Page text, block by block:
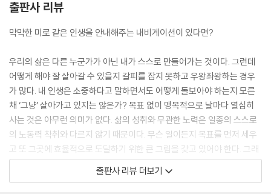
출판사 리뷰
막막한 미로 같은 인생을 안내해주는 내비게이션이 있다면?
우리의 삶은 다른 누군가가 아닌 내가 스스로 만들어가는 것이다. 그런데
어떻게 해야 잘 살아갈 수 있을지 갈피를 잡지 못하고 우왕좌왕하는 경우
가 많다. 내 인생은 소중하다고 말하면서도 어떻게 돌보아야 하는지 모른
채 ‘그냥’ 살아가고 있지는 않은가? 목표 없이 맹목적으로 날마다 열심히
사는 것은 아무런 의미가 없다. 삶의 성취와 무관한 노력은 일종의 스스로
의 노동력 착취와 다르지 않기 때문이다. 무슨 일이든지 목표를 먼저 세우
고 또 그곳에 효율적으로 도달하기 위한 큰 그림을 갖고 있어야 한다. 그래
서 성취를 일궈내는 효율적인 삶을 원한다면 반드시 꿈을 마련해야 한다.
정보디자인을 공부해오며 사람들의 ‘생애계획’에 관심을 가져온 류시천 조
출판사 리뷰 더보기